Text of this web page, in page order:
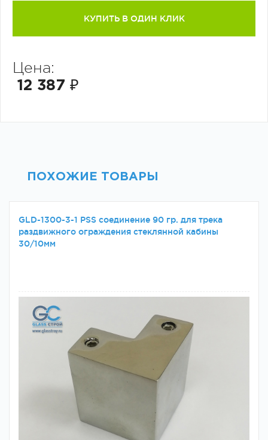
КУПИТЬ В ОДИН КЛИК
Цена:
12 387 ₽
ПОХОЖИЕ ТОВАРЫ
GLD-1300-3-1 PSS соединение 90 гр. для трека
раздвижного ограждения стеклянной кабины
30/10мм